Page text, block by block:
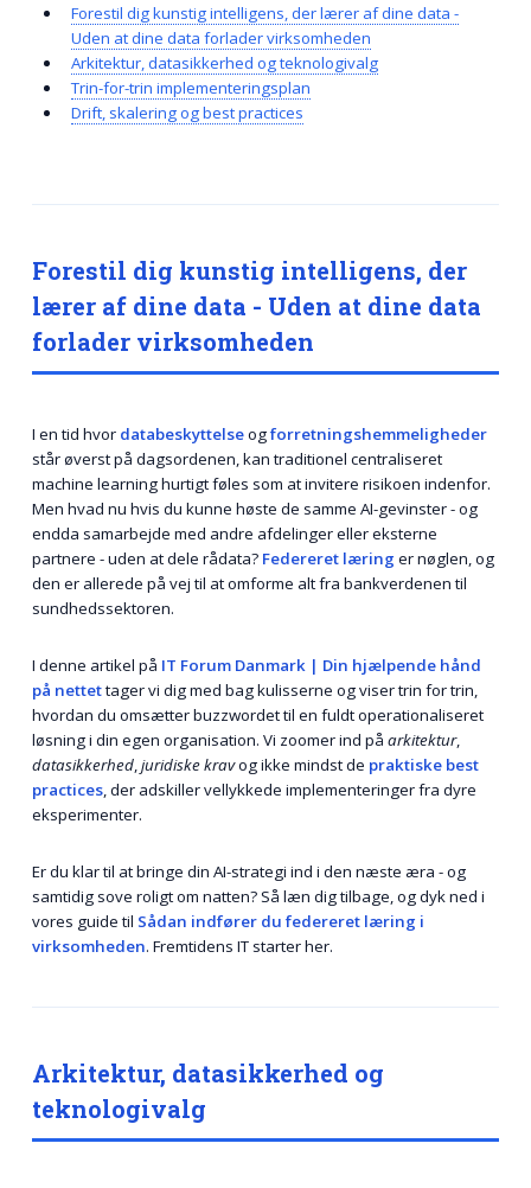
Forestil dig kunstig intelligens, der
lærer af dine data - Uden at dine data
forlader virksomheden
I en tid hvor databeskyttelseogforretningshemmeligheder
står øverst på dagsordenen, kan traditionel centraliseret
machine learning hurtigt føles som at invitere risikoen indenfor.
Men hvad nu hvis du kunne høste de samme AI-gevinster - og
endda samarbejde med andre afdelinger eller eksterne
partnere - uden at dele rådata? Federeret læring er nøglen, og
den er allerede på vej til at omforme alt fra bankverdenen til
sundhedssektoren.
I denne artikel på IT Forum Danmark | Din hjælpende hånd
på nettettager vi dig med bag kulisserne og viser trin for trin,
hvordan du omsætter buzzwordet til en fuldt operationaliseret
løsning i din egen organisation. Vi zoomer ind på arkitektur,
datasikkerhed,juridiske kravog ikke mindst de praktiske best
practices, der adskiller vellykkede implementeringer fra dyre
eksperimenter.
Er du klar til at bringe din AI-strategi ind i den næste æra - og
samtidig sove roligt om natten? Så læn dig tilbage, og dyk ned i
vores guide til Sådan indfører du federeret læring i
virksomheden. Fremtidens IT starter her.
Arkitektur, datasikkerhed og
teknologivalg
Forestil dig kunstig intelligens, der lærer af dine data -
Uden at dine data forlader virksomheden
Arkitektur, datasikkerhed og teknologivalg
Trin-for-trin implementeringsplan
Drift, skalering og best practices